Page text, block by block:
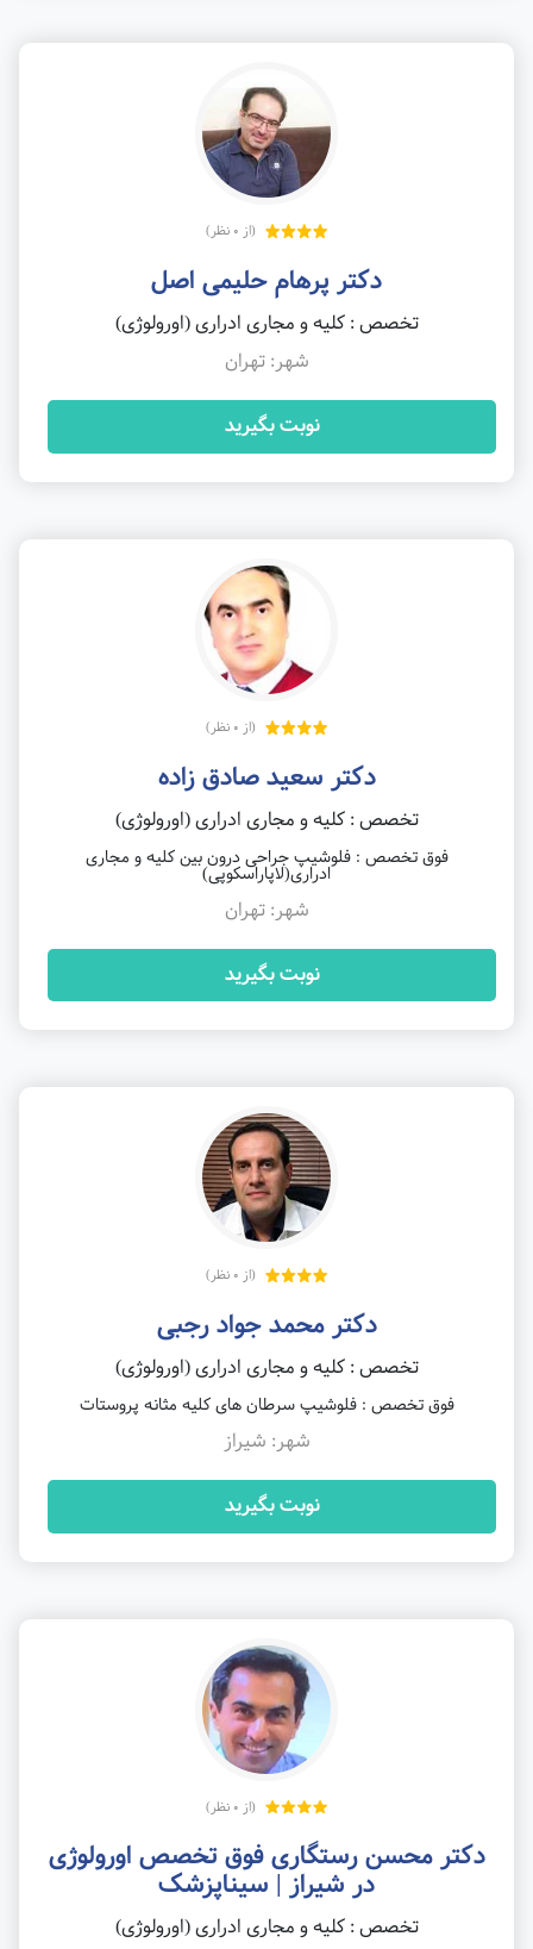
(از 0 نظر)
دکتر پرهام حلیمی اصل
تخصص : کلیه و مجاری ادراری (اورولوژی)
شهر: تهران
نوبت بگیرید
(از 0 نظر)
دکتر سعید صادق زاده
تخصص : کلیه و مجاری ادراری (اورولوژی)
فوق تخصص : فلوشیپ جراحی درون بین کلیه و مجاری
ادراری(لاپاراسکوپی)
شهر: تهران
نوبت بگیرید
(از 0 نظر)
دکتر محمد جواد رجبی
تخصص : کلیه و مجاری ادراری (اورولوژی)
فوق تخصص : فلوشیپ سرطان های کلیه مثانه پروستات
شهر: شیراز
نوبت بگیرید
(از 0 نظر)
دکتر محسن رستگاری فوق تخصص اورولوژی
در شیراز | سیناپزشک
تخصص : کلیه و مجاری ادراری (اورولوژی)